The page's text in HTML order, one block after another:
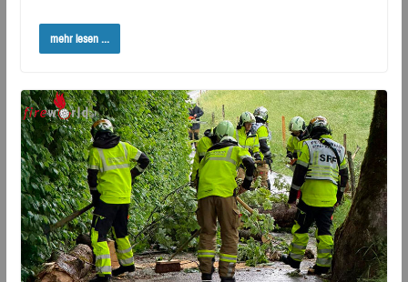
mehr lesen ...